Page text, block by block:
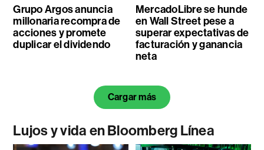
Grupo Argos anuncia
millonaria recompra de
acciones y promete
duplicar el dividendo
MercadoLibre se hunde
en Wall Street pese a
superar expectativas de
facturación y ganancia
neta
Cargar más
Lujos y vida en Bloomberg Línea